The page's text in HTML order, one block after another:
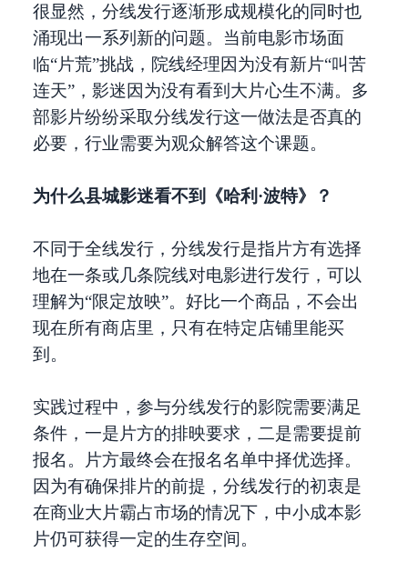
很显然，分线发行逐渐形成规模化的同时也
涌现出一系列新的问题。当前电影市场面
临“片荒”挑战，院线经理因为没有新片“叫苦
连天”，影迷因为没有看到大片心生不满。多
部影片纷纷采取分线发行这一做法是否真的
必要，行业需要为观众解答这个课题。
为什么县城影迷看不到《哈利·波特》？
不同于全线发行，分线发行是指片方有选择
地在一条或几条院线对电影进行发行，可以
理解为“限定放映”。好比一个商品，不会出
现在所有商店里，只有在特定店铺里能买
到。
实践过程中，参与分线发行的影院需要满足
条件，一是片方的排映要求，二是需要提前
报名。片方最终会在报名名单中择优选择。
因为有确保排片的前提，分线发行的初衷是
在商业大片霸占市场的情况下，中小成本影
片仍可获得一定的生存空间。